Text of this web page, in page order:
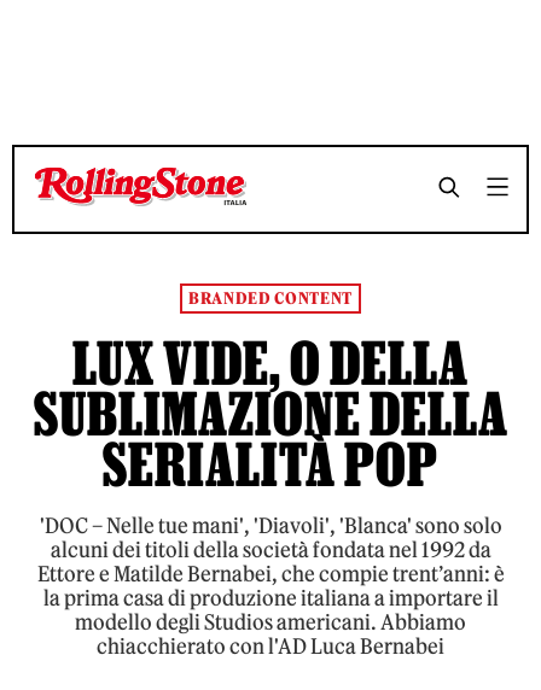
TEMPO DI LETTURA 12 MINUTI SHARE
TEMPO DI LETTURA 12 MINUTI SHARE
BRANDED CONTENT
LUX VIDE, O DELLA
SUBLIMAZIONE DELLA
SERIALITÀ POP
'DOC – Nelle tue mani', 'Diavoli', 'Blanca' sono solo
alcuni dei titoli della società fondata nel 1992 da
Ettore e Matilde Bernabei, che compie trent’anni: è
la prima casa di produzione italiana a importare il
modello degli Studios americani. Abbiamo
chiacchierato con l'AD Luca Bernabei